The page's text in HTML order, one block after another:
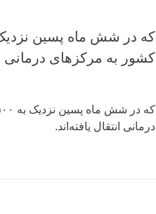
کشور به مرکزهای درمانی
درمانی انتقال یافته‌اند.